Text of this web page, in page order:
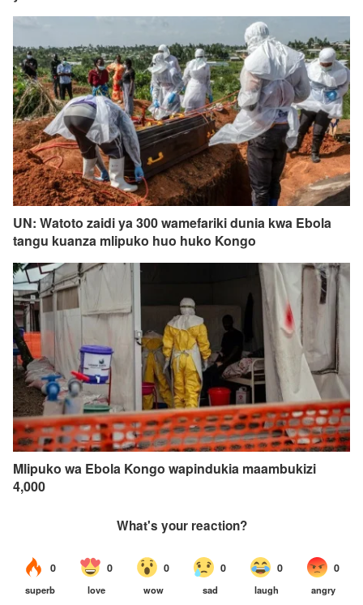
UN: Watoto zaidi ya 300 wamefariki dunia kwa Ebola
tangu kuanza mlipuko huo huko Kongo
Mlipuko wa Ebola Kongo wapindukia maambukizi
4,000